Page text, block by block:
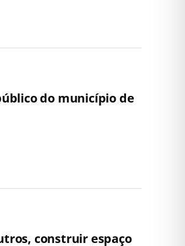
do município de
construir espaço